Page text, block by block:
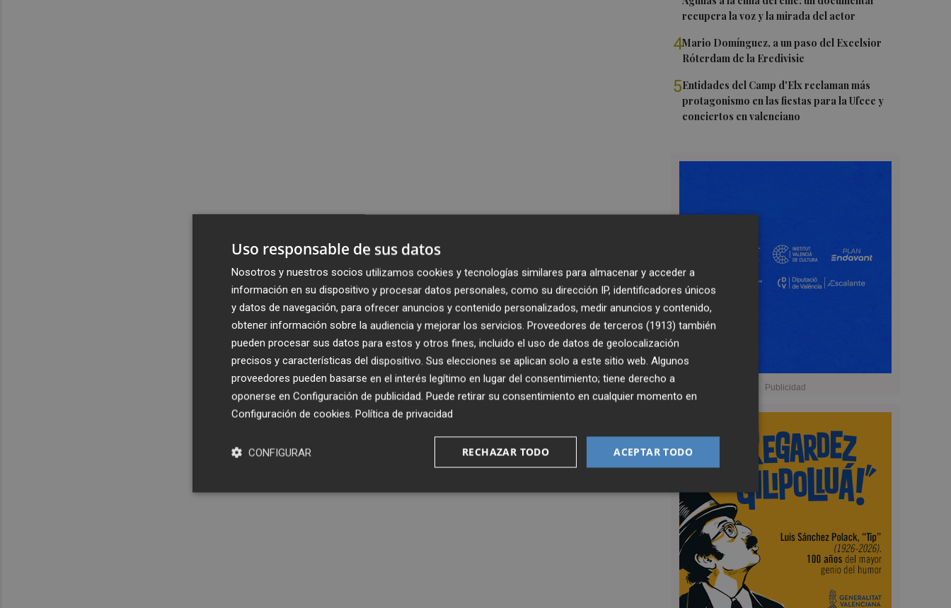
recupera la voz y la mirada del actor
4Mario Domínguez, a un paso del Excelsior
Róterdam de la Eredivisie
5Entidades del Camp d'Elx reclaman más
protagonismo en las fiestas para la Ufece y
conciertos en valenciano
Uso responsable de sus datos
Nosotros y nuestros socios utilizamos cookies y tecnologías similares para almacenar y acceder a
información en su dispositivo y procesar datos personales, como su dirección IP, identificadores únicos
y datos de navegación, para ofrecer anuncios y contenido personalizados, medir anuncios y contenido,
obtener información sobre la audiencia y mejorar los servicios. Proveedores de terceros (1913) también
pueden procesar sus datos para estos y otros fines, incluido el uso de datos de geolocalización
precisos y características del dispositivo. Sus elecciones se aplican solo a este sitio web. Algunos
proveedores pueden basarse en el interés legítimo en lugar del consentimiento; tiene derecho a
oponerse en Configuración de publicidad. Puede retirar su consentimiento en cualquier momento en
Configuración de cookies. Política de privacidad
ACEPTAR TODO
RECHAZAR TODO
CONFIGURAR